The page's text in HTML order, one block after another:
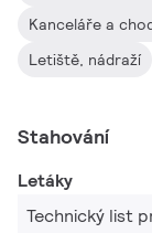
Kanceláře a
Letiště, nádraží
Stahování
Letáky
Technický list